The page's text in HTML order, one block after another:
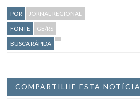
POR
JORNAL REGIONAL
FONTE
GE/RS
BUSCA RÁPIDA
COMPARTILHE ESTA NOTÍCIA